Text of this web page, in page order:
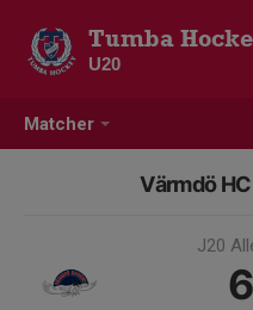
Matcher
Tumba
U20
Värmdö
J20